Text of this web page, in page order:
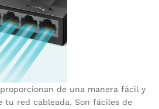
de una manera fácil y
tu red cableada. Son fáciles de